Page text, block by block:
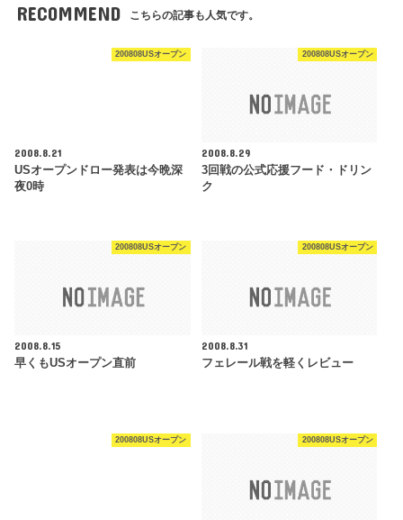
RECOMMEND こちらの記事も人気です。
200808USオープン
2008.8.21
USオープンドロー発表は今晩深
夜0時
200808USオープン
2008.8.29
3回戦の公式応援フード・ドリン
ク
200808USオープン
2008.8.15
早くもUSオープン直前
200808USオープン
2008.8.31
フェレール戦を軽くレビュー
200808USオープン 200808USオープン